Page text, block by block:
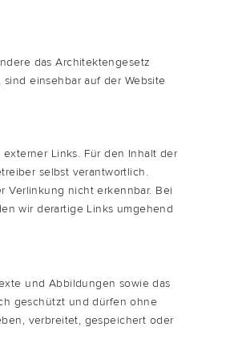
dasArchi­tek­ten­ge­setz
, sind ein­seh­bar auf der Web­site
Links. Für den Inhalt der
selbst ver­ant­wort­lich.
Ver­lin­kung nicht erkenn­bar. Bei
wir der­ar­ti­ge Links umge­hend
und Abbil­dun­gen sowie das
geschützt und dür­fen ohne
ver­brei­tet, gespei­chert oder